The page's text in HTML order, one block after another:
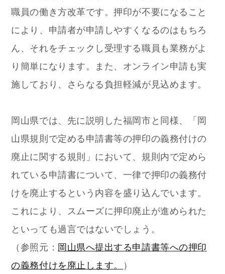
職員の働き方改革です。押印が不要になること
により、申請者が申請しやすくなるのはもちろ
ん、それをチェックし受理する職員も業務がよ
り簡単になります。また、オンライン申請も実
施しており、さらなる負担軽減が見込めます。
岡山県では、先に説明した福岡市と同様、「岡
山県規則で定める申請書等の押印の義務付けの
廃止に関する規則」において、規則内で定めら
れている申請書について、一律で押印の義務付
けを廃止するという内容を盛り込んでいます。
これにより、スムーズに押印廃止が進められた
といっても過言ではないでしょう。
（参照元： 岡山県へ提出する申請書等への押印
の義務付けを廃止します。
）